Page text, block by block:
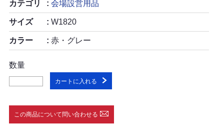
カテゴリ 会場設営用品
サイズ W1820
カラー 赤・グレー
数量
カートに入れる
この商品について問い合わせる